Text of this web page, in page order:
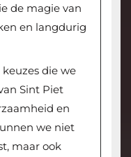
de magie van
en langdurig
die we
Sint Piet
en
we niet
maar ook